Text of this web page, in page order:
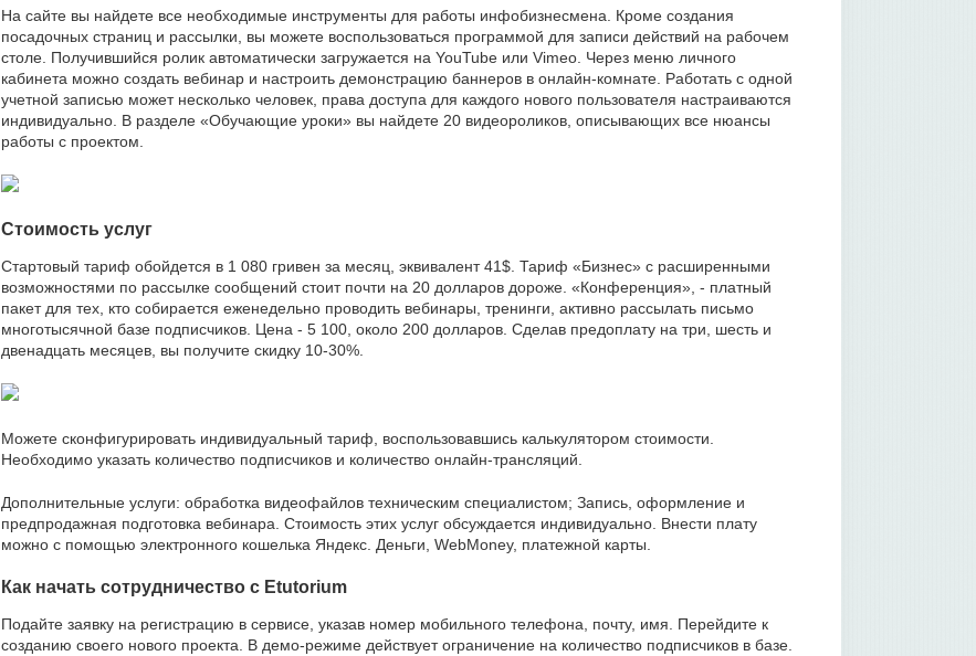
На сайте вы найдете все необходимые инструменты для работы инфобизнесмена. Кроме создания
посадочных страниц и рассылки, вы можете воспользоваться программой для записи действий на рабочем
столе. Получившийся ролик автоматически загружается на YouTube или Vimeo. Через меню личного
кабинета можно создать вебинар и настроить демонстрацию баннеров в онлайн-комнате. Работать с одной
учетной записью может несколько человек, права доступа для каждого нового пользователя настраиваются
индивидуально. В разделе «Обучающие уроки» вы найдете 20 видеороликов, описывающих все нюансы
работы с проектом.
Стоимость услуг
Стартовый тариф обойдется в 1 080 гривен за месяц, эквивалент 41$. Тариф «Бизнес» с расширенными
возможностями по рассылке сообщений стоит почти на 20 долларов дороже. «Конференция», - платный
пакет для тех, кто собирается еженедельно проводить вебинары, тренинги, активно рассылать письмо
многотысячной базе подписчиков. Цена - 5 100, около 200 долларов. Сделав предоплату на три, шесть и
двенадцать месяцев, вы получите скидку 10-30%.
Можете сконфигурировать индивидуальный тариф, воспользовавшись калькулятором стоимости.
Необходимо указать количество подписчиков и количество онлайн-трансляций.
Дополнительные услуги: обработка видеофайлов техническим специалистом; Запись, оформление и
предпродажная подготовка вебинара. Стоимость этих услуг обсуждается индивидуально. Внести плату
можно с помощью электронного кошелька Яндекс. Деньги, WebMoney, платежной карты.
Как начать сотрудничество с Etutorium
Подайте заявку на регистрацию в сервисе, указав номер мобильного телефона, почту, имя. Перейдите к
созданию своего нового проекта. В демо-режиме действует ограничение на количество подписчиков в базе.